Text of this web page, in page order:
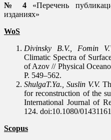
№ 4«Перечень
изданиях»
WoS
Divinsky B.V., Fomin
Climatic Spectra of
of Azov // Physical
P. 549–562.
ShulgaТ.Ya., Suslin V.V.
for reconstruction of the
International Journal of
124. doi:10.1080/
Scopus